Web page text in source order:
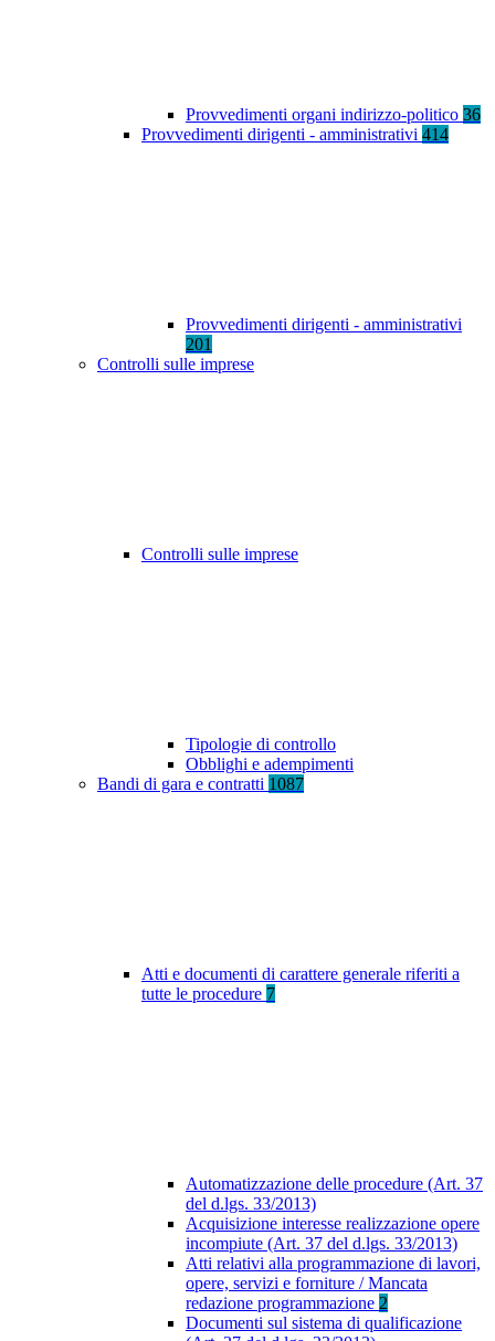
Provvedimenti organi indirizzo-politico 36
Provvedimenti dirigenti - amministrativi 414
Provvedimenti dirigenti - amministrativi
201
Controlli sulle imprese
Controlli sulle imprese
Tipologie di controllo
Obblighi e adempimenti
Bandi di gara e contratti 1087
Atti e documenti di carattere generale riferiti a
tutte le procedure 7
Automatizzazione delle procedure (Art. 37
del d.lgs. 33/2013)
Acquisizione interesse realizzazione opere
incompiute (Art. 37 del d.lgs. 33/2013)
Atti relativi alla programmazione di lavori,
opere, servizi e forniture / Mancata
redazione programmazione 2
Documenti sul sistema di qualificazione